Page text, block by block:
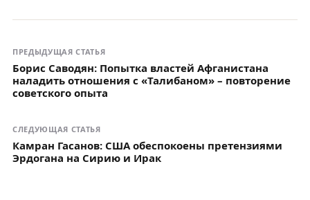
ПРЕДЫДУЩАЯ СТАТЬЯ
Борис Саводян: Попытка властей Афганистана
наладить отношения с «Талибаном» – повторение
советского опыта
СЛЕДУЮЩАЯ СТАТЬЯ
Камран Гасанов: США обеспокоены претензиями
Эрдогана на Сирию и Ирак